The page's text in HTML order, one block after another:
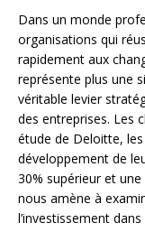
Dans un monde
organisations qui
rapidement aux
représente plus une
véritable levier
des entreprises. Les
étude de Deloitte,
développement de
30% supérieur et
nous amène à
l’investissement